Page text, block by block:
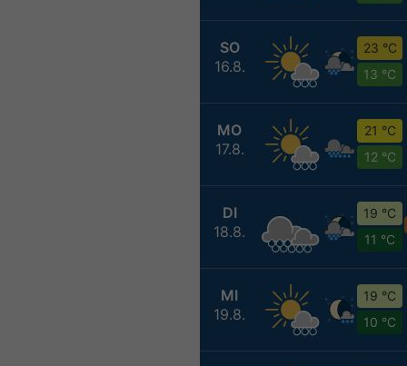
SO
16.8.
23 °C
13 °C
MO
17.8.
21 °C
12 °C
DI
18.8.
19 °C
11 °C
MI
19.8.
19 °C
10 °C